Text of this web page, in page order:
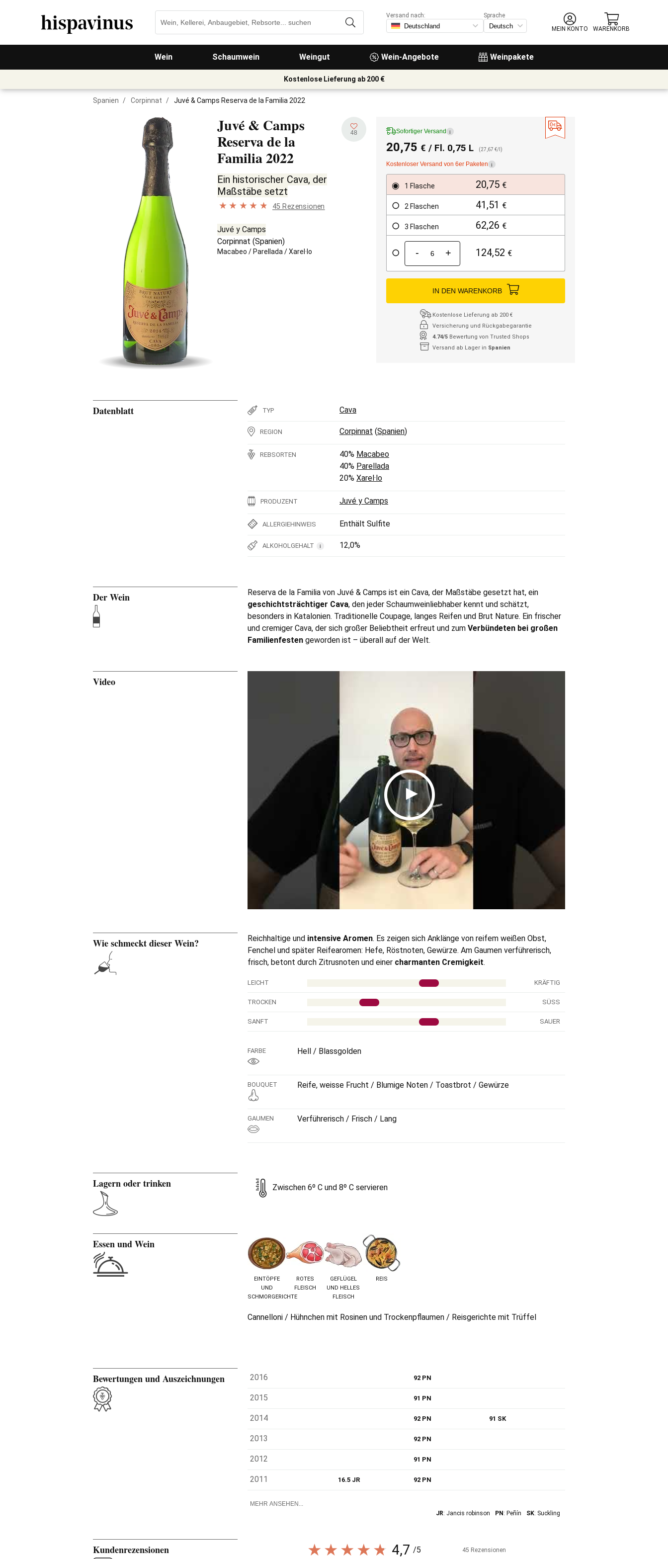
Wein Schaumwein Weingut Wein-Angebote Weinpakete
Versand nach:
Sprache
MEIN KONTO
WARENKORB
Kostenlose Lieferung ab 200 €
Spanien / Corpinnat / Juvé & Camps Reserva de la Familia 2022
Juvé & Camps
Reserva de la
Familia2022
48
Ein historischer Cava, der
Maßstäbe setzt
45 Rezensionen
Juvé y Camps
Corpinnat (Spanien)
Macabeo / Parellada /Xarel·lo
Sofortiger Versand i
20,75 € / Fl. 0,75 L (27,67 €/l)
Kostenloser Versand von 6er Paketen i
1 Flasche 20,75 €
2 Flaschen 41,51 €
3 Flaschen 62,26 €
- + 124,52 €
IN DEN WARENKORB
Kostenlose Lieferung ab 200 €
Versicherung und Rückgabegarantie
4.74/5 Bewertung von Trusted Shops
Versand ab Lager in Spanien
Datenblatt TYP Cava
REGION Corpinnat (Spanien)
REBSORTEN 40% Macabeo
40% Parellada
20% Xarel·lo
PRODUZENT Juvé y Camps
ALLERGIEHINWEIS Enthält Sulfite
ALKOHOLGEHALT i 12,0%
Der Wein
Reserva de la Familia von Juvé & Camps ist ein Cava, der Maßstäbe gesetzt hat, ein
geschichtsträchtiger Cava, den jeder Schaumweinliebhaber kennt und schätzt,
besonders in Katalonien. Traditionelle Coupage, langes Reifen und Brut Nature. Ein frischer
und cremiger Cava, der sich großer Beliebtheit erfreut und zum Verbündeten bei großen
Familienfesten geworden ist – überall auf der Welt.
Video
Wie schmeckt dieser Wein? Reichhaltige und intensive Aromen. Es zeigen sich Anklänge von reifem weißen Obst,
Fenchel und später Reifearomen: Hefe, Röstnoten, Gewürze. Am Gaumen verführerisch,
frisch, betont durch Zitrusnoten und einer charmanten Cremigkeit.
LEICHT KRÄFTIG
TROCKEN SÜSS
SANFT SAUER
FARBE Hell / Blassgolden
BOUQUET Reife, weisse Frucht / Blumige Noten / Toastbrot / Gewürze
GAUMEN Verführerisch / Frisch / Lang
Lagern oder trinken Zwischen 6º C und 8º C servieren
Essen und Wein
EINTÖPFE
UND
SCHMORGERICHTE
ROTES
FLEISCH
GEFLÜGEL
UND HELLES
FLEISCH
REIS
Cannelloni / Hühnchen mit Rosinen und Trockenpflaumen / Reisgerichte mit Trüffel
Bewertungen und Auszeichnungen 2016 92 PN
2015 91 PN
2014 92 PN 91 SK
2013 92 PN
2012 91 PN
2011 16.5 JR 92 PN
MEHR ANSEHEN...
JR: Jancis robinson PN : Peñín SK: Suckling
Kundenrezensionen 4,7 /5 45 Rezensionen